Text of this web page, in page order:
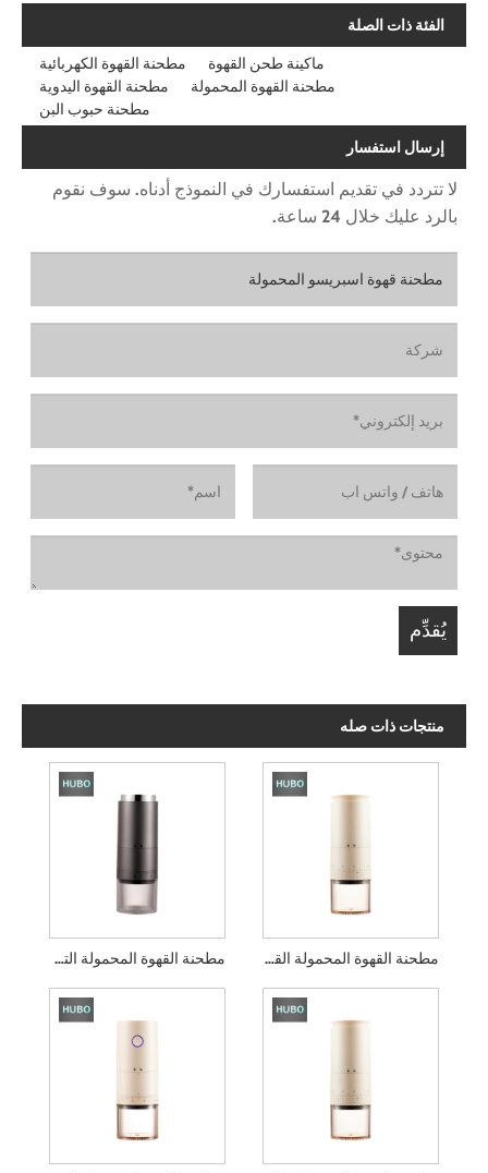
الفئة ذات الصلة
مطحنة القهوة الكهربائية
ماكينة طحن القهوة
مطحنة القهوة اليدوية
مطحنة القهوة المحمولة
مطحنة حبوب البن
إرسال استفسار
لا تتردد في تقديم استفسارك في النموذج أدناه. سوف نقوم
بالرد عليك خلال 24 ساعة.
منتجات ذات صله
مطحنة القهوة المحمولة التي تعمل باللمس مطحنة القهوة المحمولة القابلة لإعادة الشحن